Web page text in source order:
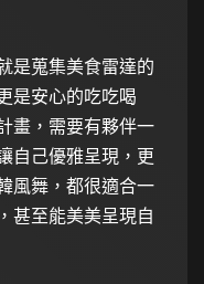
是蒐集美食雷達的
是安心的吃吃喝
畫，需要有夥伴一
自己優雅呈現，更
風舞，都很適合一
甚至能美美呈現自